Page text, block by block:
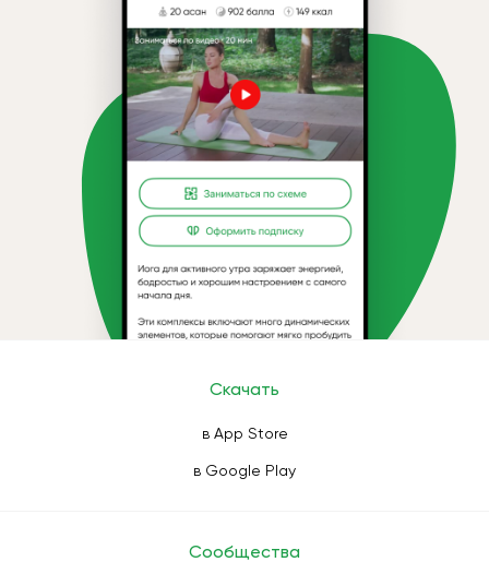
Скачать
в App Store
в Google Play
Сообщества